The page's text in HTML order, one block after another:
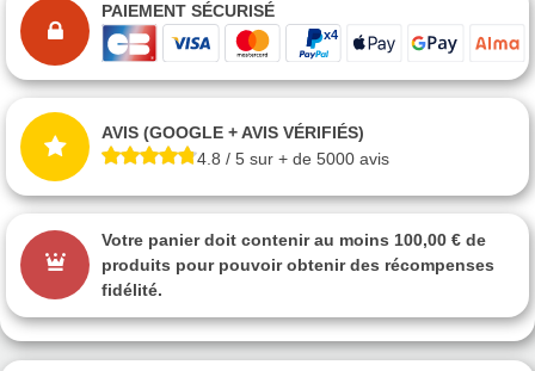
PAIEMENT SÉCURISÉ
AVIS (GOOGLE + AVIS VÉRIFIÉS)
4.8 / 5 sur + de 5000 avis
Votre panier doit contenir au moins 100,00 € de
produits pour pouvoir obtenir des récompenses
fidélité.